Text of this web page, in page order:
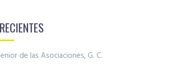
de las Asociaciones, G. C.